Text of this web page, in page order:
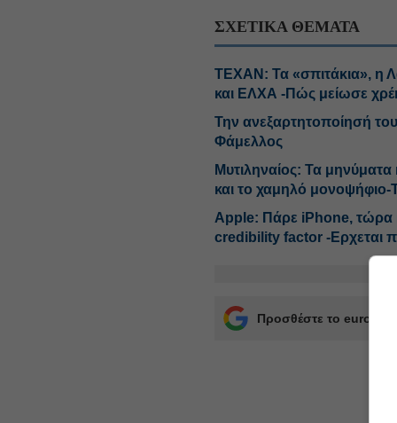
ΣΧΕΤΙΚΑ ΘΕΜΑΤΑ
ΤΕΧΑΝ: Τα «σπιτάκια», η
και ΕΛΧΑ -Πώς μείωσε
Την ανεξαρτητοποίησή
Φάμελλος
Μυτιληναίος: Τα
και το χαμηλό
Αpple: Πάρε iPhone, τώρα
credibility factor -Ερχεται
Προσθέστε το